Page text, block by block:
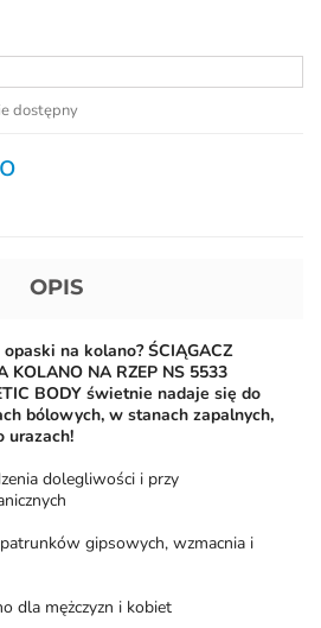
dostępny
OPIS
na kolano? ŚCIĄGACZ
KOLANO NA RZEP NS 5533
BODY świetnie nadaje się do
bólowych, w stanach zapalnych,
urazach!
dolegliwości i przy
gipsowych, wzmacnia i
dla mężczyzn i kobiet